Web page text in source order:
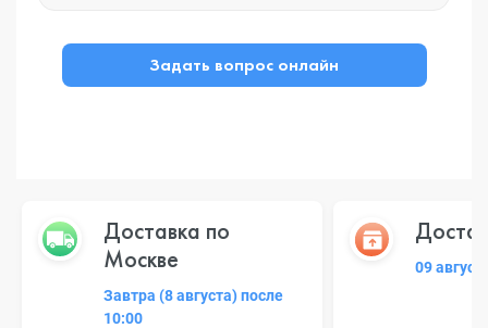
Задать вопрос онлайн
Доставка по
Москве
Завтра (8 августа) после
10:00
09